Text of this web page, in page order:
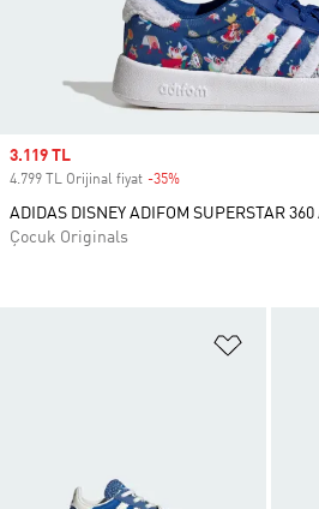
Sale price
3.119 TL
4.799 TL Orijinal fiyat -35%
ADIDAS DISNEY ADIFOM SUPERSTAR 360
Çocuk Originals